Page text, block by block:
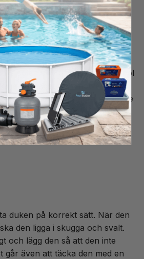
summor pengar i energi om du
din pool. Har du inte
solen upp ditt vatten i din pool
och motverkar
Det är som ett isolerande täcke
i din pool. Våra kunder har
för uppvärmning har sjunkit
duken på korrekt sätt. När den
den ligga i skugga och svalt.
och lägg den så att den inte
går även att täcka den med en